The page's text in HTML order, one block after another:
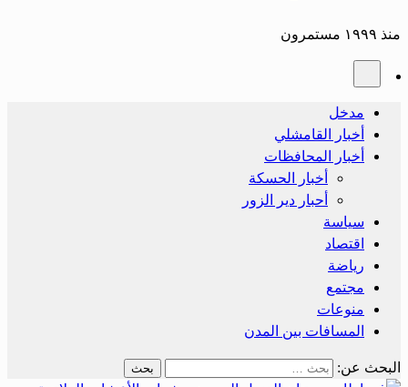
منذ ١٩٩٩ مستمرون
مدخل
أخبار القامشلي
أخبار المحافظات
أخبار الحسكة
أحبار دير الزور
سياسة
اقتصاد
رياضة
مجتمع
منوعات
المسافات بين المدن
البحث عن: